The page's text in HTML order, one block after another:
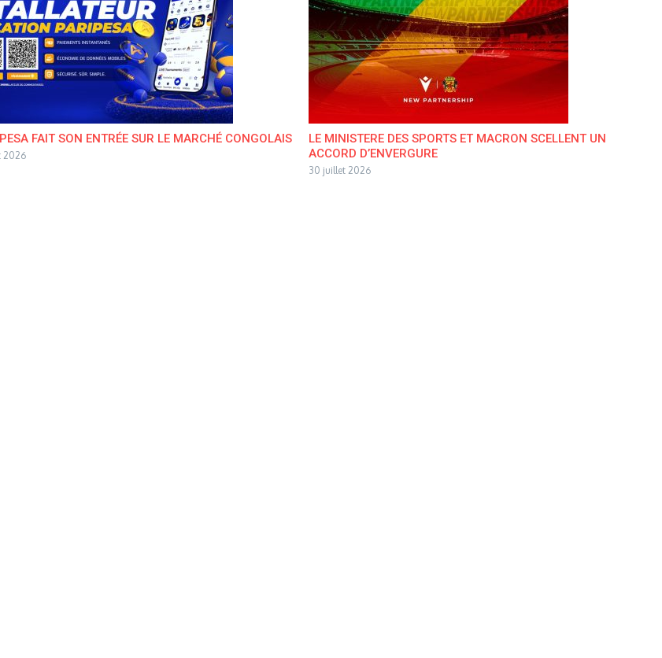
FAIT SON ENTRÉE SUR LE MARCHÉ CONGOLAIS
2026
LE MINISTERE DES SPORTS ET MACRON SCELLENT UN
ACCORD D’ENVERGURE
30 juillet 2026